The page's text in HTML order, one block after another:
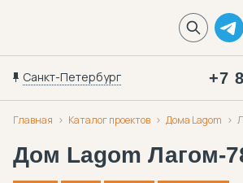
Санкт-Петербург +7
Главная Каталог проектов Дома Lagom
Дом Lagom Лагом-